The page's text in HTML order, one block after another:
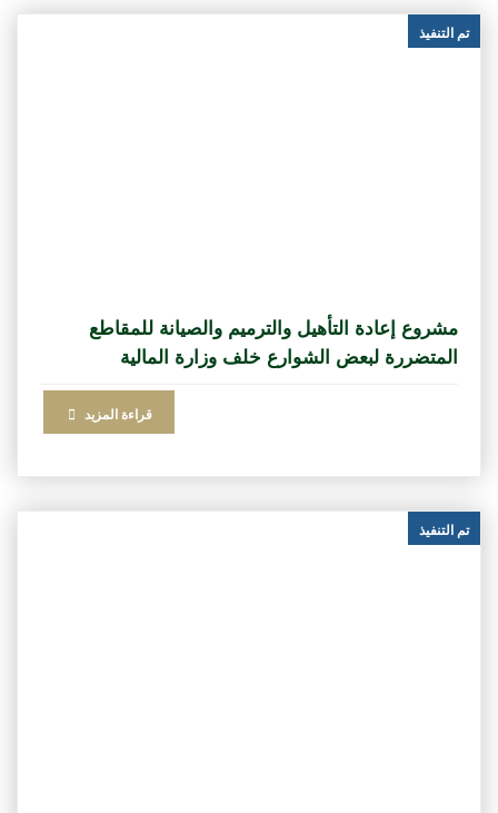
تم التنفيذ
مشروع إعادة التأهيل والترميم والصيانة للمقاطع
المتضررة لبعض الشوارع خلف وزارة المالية
قراءة المزيد
تم التنفيذ